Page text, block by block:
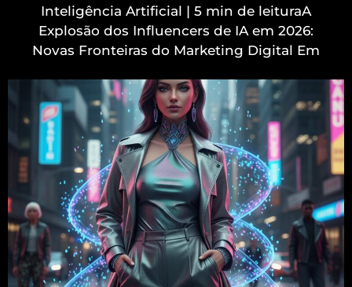
Inteligência Artificial | 5 min de leituraA
Explosão dos Influencers de IA em 2026:
Novas Fronteiras do Marketing Digital Em